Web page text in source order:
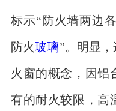
标示“防火墙两边
防火玻璃”。明显
火窗的概念，因铝
有的耐火较限，高